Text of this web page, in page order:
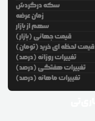
سکه درگردش
زمان عرضه
سهم از بازار
قیمت جهانی (بازار)
قیمت لحظه ای خرید (تومان)
تغییرات روزانه (درصد)
تغییرات هفتگی (درصد)
تغییرات ماهانه (درصد)